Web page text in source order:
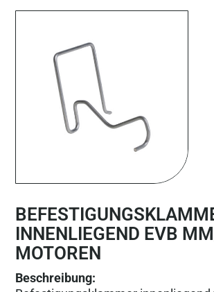
INNENLIEGEND EVB
MOTOREN
Beschreibung: